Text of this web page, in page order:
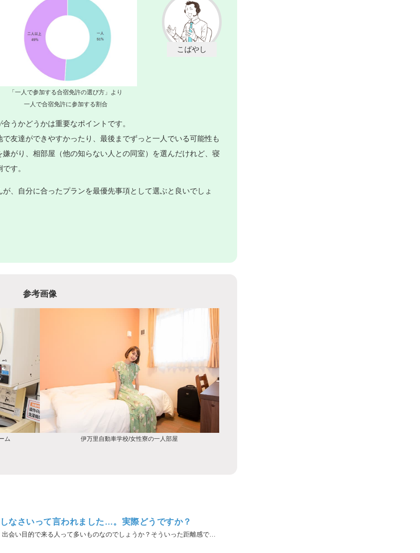
「一人で参加する合宿免許の選び方」より
一人で合宿免許に参加する割合
うかどうかは重要なポイントです。
友達ができやすかったり、最後までずっと一人でいる可能性も
がり、相部屋（他の知らない人との同室）を選んだけれど、寝
す。
、自分に合ったプランを最優先事項として選ぶと良いでしょ
参考画像
ム 伊万里自動車学校/女性寮の一人部屋
なさいって言われました…。実際どうですか？
私は合宿免許が初めてなので良く分かっていませんが、出会い目的で来る人って多いものなのでしょうか？そういった距離感で迫られてきてしまうと困ってしまいそうです。実際はどうなんですか？